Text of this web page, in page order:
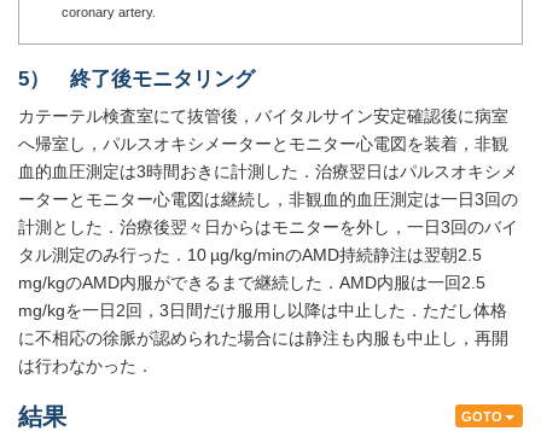
coronary artery.
5） 終了後モニタリング
カテーテル検査室にて抜管後，バイタルサイン安定確認後に病室
へ帰室し，パルスオキシメーターとモニター心電図を装着，非観
血的血圧測定は3時間おきに計測した．治療翌日はパルスオキシメ
ーターとモニター心電図は継続し，非観血的血圧測定は一日3回の
計測とした．治療後翌々日からはモニターを外し，一日3回のバイ
タル測定のみ行った．10 µg/kg/minのAMD持続静注は翌朝2.5
mg/kgのAMD内服ができるまで継続した．AMD内服は一回2.5
mg/kgを一日2回，3日間だけ服用し以降は中止した．ただし体格
に不相応の徐脈が認められた場合には静注も内服も中止し，再開
は行わなかった．
GOTO
結果